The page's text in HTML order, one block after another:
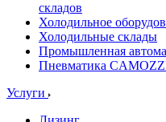
складов
Холодильное
Холодильные склады
Промышленная
Пневматика
Услуги